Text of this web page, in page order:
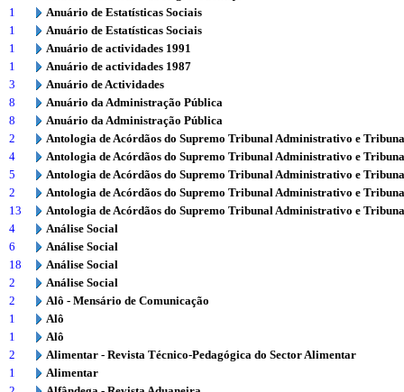
1
Anuário de Estatísticas Sociais
1
Anuário de Estatísticas Sociais
1
Anuário de actividades 1991
1
Anuário de actividades 1987
3
Anuário de Actividades
8
Anuário da Administração Pública
8
Anuário da Administração Pública
2
Antologia de Acórdãos do Supremo Tribunal Administrativo e
4
Antologia de Acórdãos do Supremo Tribunal Administrativo e
5
Antologia de Acórdãos do Supremo Tribunal Administrativo e
2
Antologia de Acórdãos do Supremo Tribunal Administrativo e
13
Antologia de Acórdãos do Supremo Tribunal Administrativo e
4
Análise Social
6
Análise Social
18
Análise Social
2
Análise Social
2
Alô - Mensário de Comunicação
1
Alô
1
Alô
2
Alimentar - Revista Técnico-Pedagógica do Sector Alimentar
1
Alimentar